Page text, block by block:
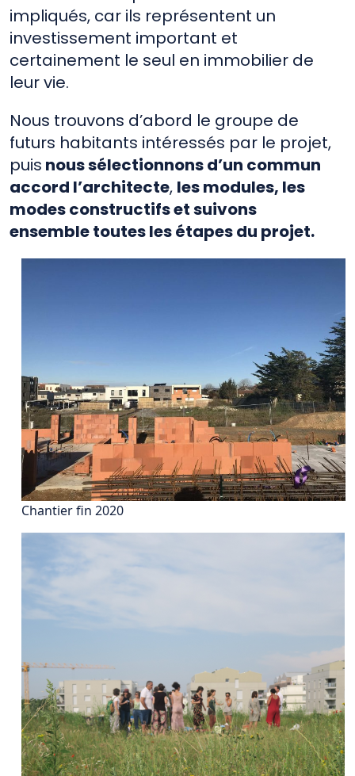
impliqués, car ils représentent un
investissement important et
certainement le seul en immobilier de
leur vie.
Nous trouvons d’abord le groupe de
futurs habitants intéressés par le projet,
puis nous sélectionnons d’un commun
accord l’architecte, les modules, les
modes constructifs et suivons
ensemble toutes les étapes du projet.
Chantier fin 2020